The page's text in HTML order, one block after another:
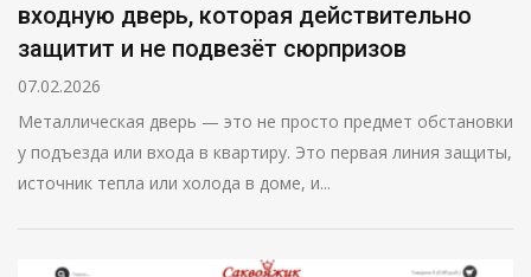
входную дверь, которая действительно
защитит и не подвезёт сюрпризов
07.02.2026
Металлическая дверь — это не просто предмет обстановки
у подъезда или входа в квартиру. Это первая линия защиты,
источник тепла или холода в доме, и...